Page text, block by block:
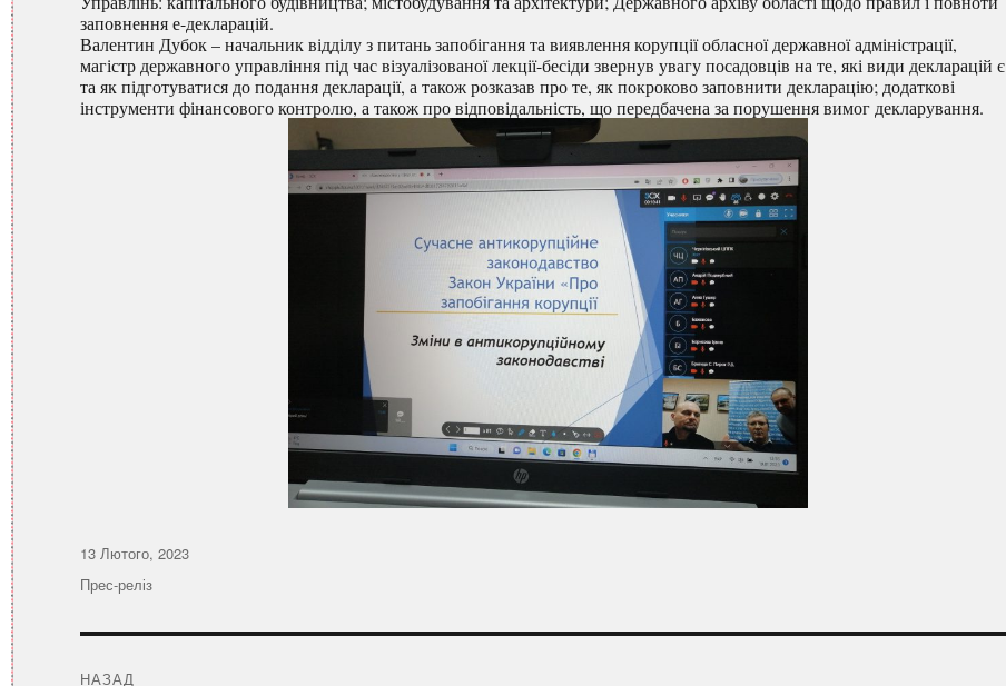
заповнення е-декларацій.
Валентин Дубок – начальник відділу з питань запобігання та виявлення корупції обласної державної адміністрації,
магістр державного управління під час візуалізованої лекції-бесіди звернув увагу посадовців на те, які види декларацій є
та як підготуватися до подання декларації, а також розказав про те, як покроково заповнити декларацію; додаткові
інструменти фінансового контролю, а також про відповідальність, що передбачена за порушення вимог декларування.
Оприлюднено
13 Лютого, 2023
Категорії
Прес-реліз
НАЗАД